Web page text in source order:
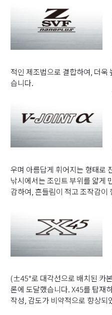
적인 제조법으로 결합하여, 더욱
습니다.
우며 아름답게 휘어지는 형태로
낚시에서는 조인트 부위를 얇게
감하여, 흔들림이 적고 조작감이
(±45°로 대각선으로 배치된 카
론에 도달했습니다. X45를 탑재
작성, 감도가 비약적으로 향상되